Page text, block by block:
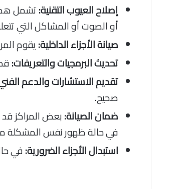
إصلاح العيوب التقنية:تشمل
أو الصوت أو المشاكل التي
صيانة الأجزاء الداخلية:يقوم
تحديث البرمجيات والتعريفات:
تقديم الاستشارات والدعم
صحيح.
ضمان الصيانة:بعض المراكز
في حالة ظهور نفس المشكلة
استبدال الأجزاء الضرورية:في